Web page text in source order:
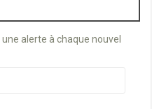
alerte à chaque nouvel